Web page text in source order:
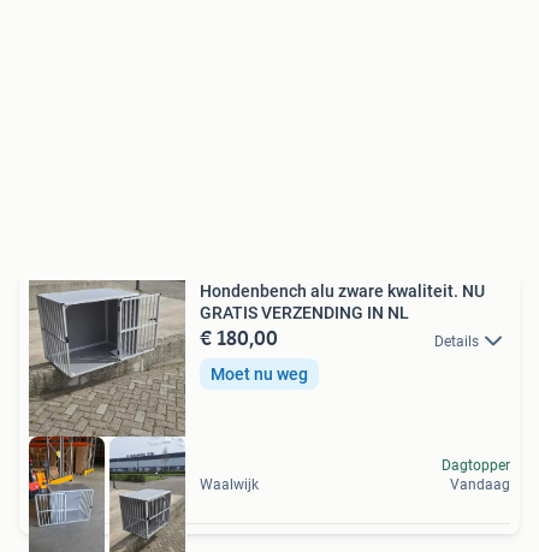
Hondenbench alu zware kwaliteit. NU
GRATIS VERZENDING IN NL
€ 180,00 Details
Moet nu weg
Waalwijk
Dagtopper
Vandaag